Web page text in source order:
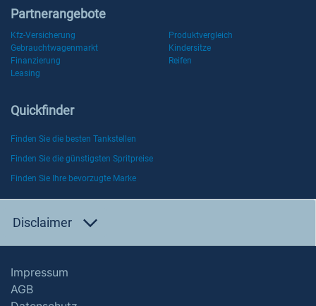
Partnerangebote
Kfz-Versicherung
Produktvergleich
Gebrauchtwagenmarkt
Kindersitze
Finanzierung
Reifen
Leasing
Quickfinder
Finden Sie die besten Tankstellen
Finden Sie die günstigsten Spritpreise
Finden Sie Ihre bevorzugte Marke
Disclaimer
Impressum
AGB